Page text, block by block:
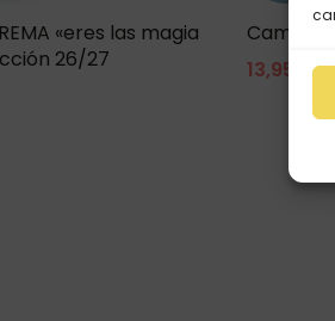
«eres las magia
26/27
13,95